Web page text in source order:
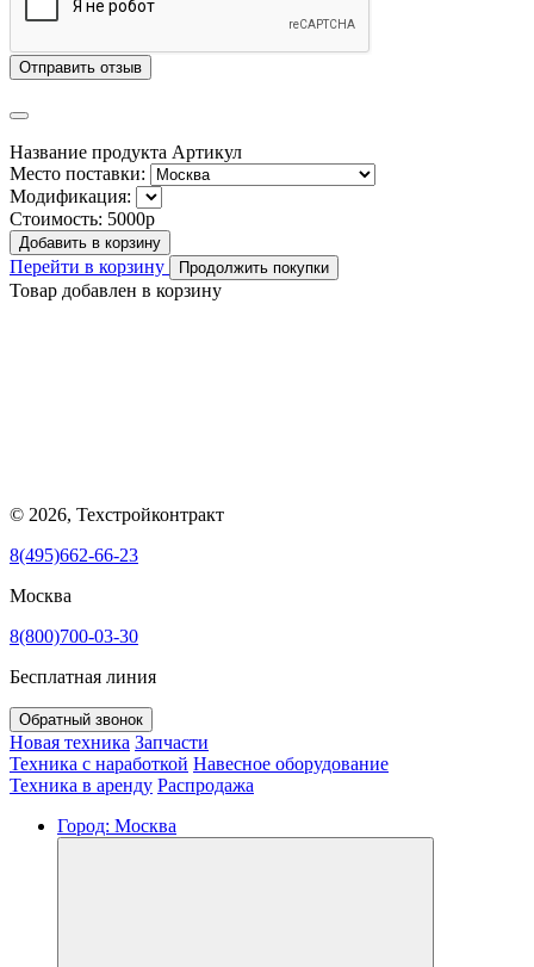
Отправить отзыв
Название продукта Артикул
Место поставки:
Модификация:
Стоимость: 5000р
Добавить в корзину
Перейти в корзину Продолжить покупки
Товар добавлен в корзину
© 2026, Техстройконтракт
8(495)662-66-23
Москва
8(800)700-03-30
Бесплатная линия
Обратный звонок
Новая техника Запчасти
Техника с наработкой Навесное оборудование
Техника в аренду Распродажа
Город: Москва